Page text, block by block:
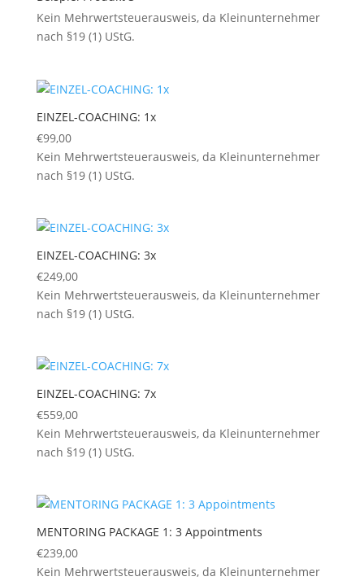
Kein Mehrwertsteuerausweis, da Kleinunternehmer
nach §19 (1) UStG.
EINZEL-COACHING: 1x
€99,00
Kein Mehrwertsteuerausweis, da Kleinunternehmer
nach §19 (1) UStG.
EINZEL-COACHING: 3x
€249,00
Kein Mehrwertsteuerausweis, da Kleinunternehmer
nach §19 (1) UStG.
EINZEL-COACHING: 7x
€559,00
Kein Mehrwertsteuerausweis, da Kleinunternehmer
nach §19 (1) UStG.
MENTORING PACKAGE 1: 3 Appointments
€239,00
Kein Mehrwertsteuerausweis, da Kleinunternehmer